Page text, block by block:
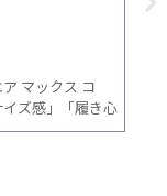
ーがNew
ンソール
Rebound